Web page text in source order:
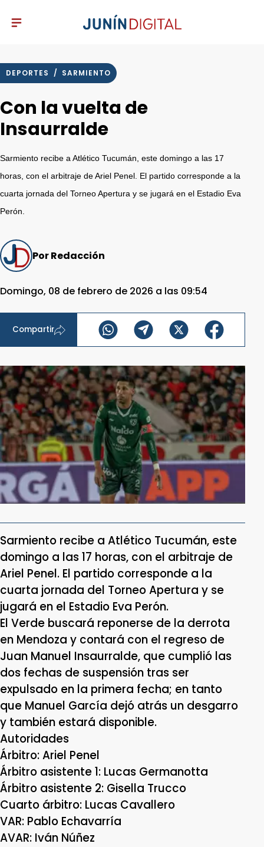
DEPORTES / SARMIENTO
Con la vuelta de
Insaurralde
Sarmiento recibe a Atlético Tucumán, este domingo a las 17
horas, con el arbitraje de Ariel Penel. El partido corresponde a la
cuarta jornada del Torneo Apertura y se jugará en el Estadio Eva
Perón.
Por Redacción
Domingo, 08 de febrero de 2026 a las 09:54
Compartir
Sarmiento recibe a Atlético Tucumán, este
domingo a las 17 horas, con el arbitraje de
Ariel Penel. El partido corresponde a la
cuarta jornada del Torneo Apertura y se
jugará en el Estadio Eva Perón.
El Verde buscará reponerse de la derrota
en Mendoza y contará con el regreso de
Juan Manuel Insaurralde, que cumplió las
dos fechas de suspensión tras ser
expulsado en la primera fecha; en tanto
que Manuel García dejó atrás un desgarro
y también estará disponible.
Autoridades
Árbitro: Ariel Penel
Árbitro asistente 1: Lucas Germanotta
Árbitro asistente 2: Gisella Trucco
Cuarto árbitro: Lucas Cavallero
VAR: Pablo Echavarría
AVAR: Iván Núñez